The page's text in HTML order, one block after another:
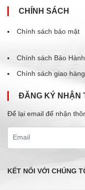
CHÍNH SÁCH
Chính sách bảo mật
Chính sách Bảo Hành
Chính sách giao hàng
ĐĂNG KÝ NHẬN
Để lại email để nhận
Email
KẾT NỐI VỚI CHÚNG